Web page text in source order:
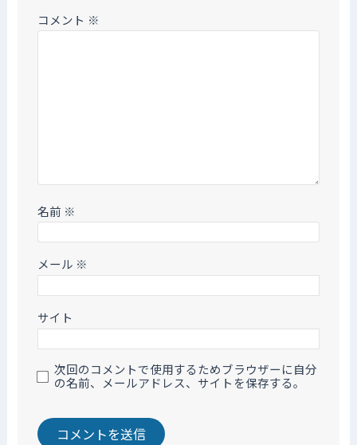
コメント ※
名前 ※
メール ※
サイト
次回のコメントで使用するためブラウザーに自分
の名前、メールアドレス、サイトを保存する。